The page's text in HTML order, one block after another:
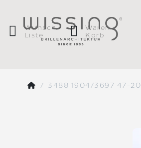
Wunsch
Liste
Waren
Korb
3488 1904/3697 47-20